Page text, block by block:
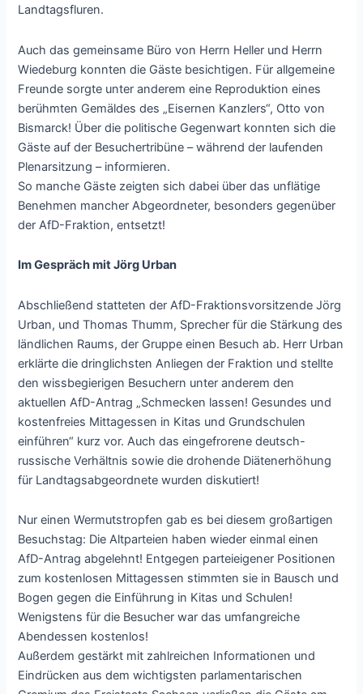
Landtagsfluren.
Auch das gemeinsame Büro von Herrn Heller und Herrn
Wiedeburg konnten die Gäste besichtigen. Für allgemeine
Freunde sorgte unter anderem eine Reproduktion eines
berühmten Gemäldes des „Eisernen Kanzlers“, Otto von
Bismarck! Über die politische Gegenwart konnten sich die
Gäste auf der Besuchertribüne – während der laufenden
Plenarsitzung – informieren.
So manche Gäste zeigten sich dabei über das unflätige
Benehmen mancher Abgeordneter, besonders gegenüber
der AfD-Fraktion, entsetzt!
Im Gespräch mit Jörg Urban
Abschließend statteten der AfD-Fraktionsvorsitzende Jörg
Urban, und Thomas Thumm, Sprecher für die Stärkung des
ländlichen Raums, der Gruppe einen Besuch ab. Herr Urban
erklärte die dringlichsten Anliegen der Fraktion und stellte
den wissbegierigen Besuchern unter anderem den
aktuellen AfD-Antrag „Schmecken lassen! Gesundes und
kostenfreies Mittagessen in Kitas und Grundschulen
einführen“ kurz vor. Auch das eingefrorene deutsch-
russische Verhältnis sowie die drohende Diätenerhöhung
für Landtagsabgeordnete wurden diskutiert!
Nur einen Wermutstropfen gab es bei diesem großartigen
Besuchstag: Die Altparteien haben wieder einmal einen
AfD-Antrag abgelehnt! Entgegen parteieigener Positionen
zum kostenlosen Mittagessen stimmten sie in Bausch und
Bogen gegen die Einführung in Kitas und Schulen!
Wenigstens für die Besucher war das umfangreiche
Abendessen kostenlos!
Außerdem gestärkt mit zahlreichen Informationen und
Eindrücken aus dem wichtigsten parlamentarischen